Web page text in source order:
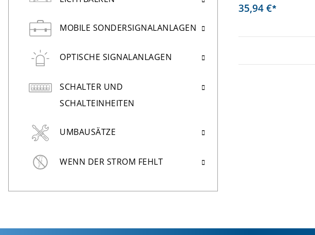
35,94 €*
MOBILE SONDERSIGNALANLAGEN
OPTISCHE SIGNALANLAGEN
SCHALTER UND
SCHALTEINHEITEN
UMBAUSÄTZE
WENN DER STROM FEHLT